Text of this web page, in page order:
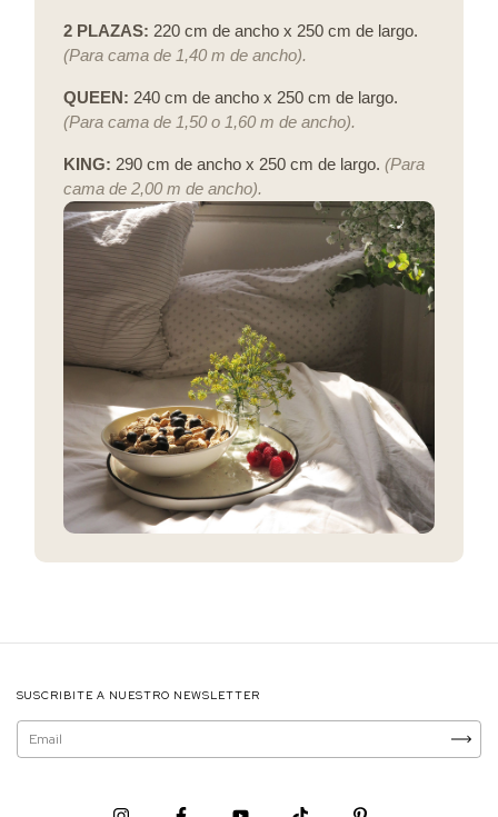
2 PLAZAS: 220 cm de ancho x 250 cm de largo.
(Para cama de 1,40 m de ancho).
QUEEN: 240 cm de ancho x 250 cm de largo.
(Para cama de 1,50 o 1,60 m de ancho).
KING: 290 cm de ancho x 250 cm de largo. (Para
cama de 2,00 m de ancho).
SUSCRIBITE A NUESTRO NEWSLETTER